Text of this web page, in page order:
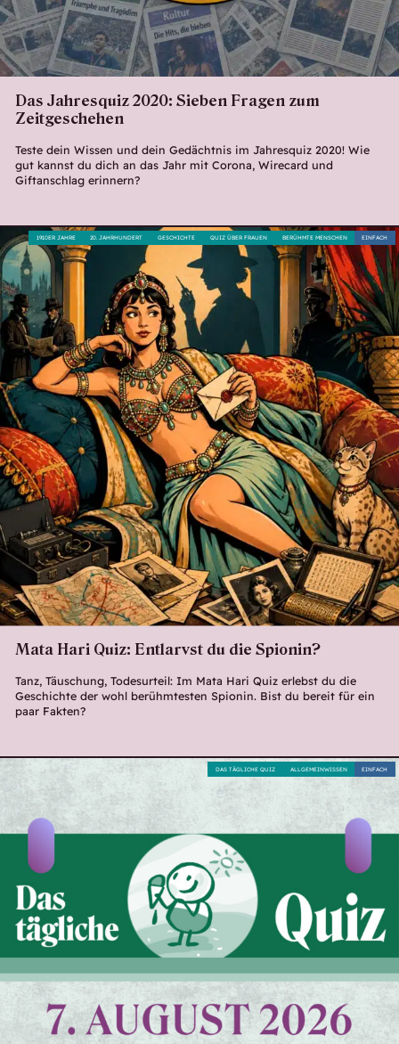
Das Jahresquiz 2020: Sieben Fragen zum
Zeitgeschehen
Teste dein Wissen und dein Gedächtnis im Jahresquiz 2020! Wie
gut kannst du dich an das Jahr mit Corona, Wirecard und
Giftanschlag erinnern?
Mata Hari Quiz: Entlarvst du die Spionin?
Tanz, Täuschung, Todesurteil: Im Mata Hari Quiz erlebst du die
Geschichte der wohl berühmtesten Spionin. Bist du bereit für ein
paar Fakten?
EINFACH
BERÜHMTE MENSCHEN
QUIZ ÜBER FRAUEN
GESCHICHTE
20. JAHRHUNDERT
1910ER JAHRE
EINFACH
ALLGEMEINWISSEN
DAS TÄGLICHE QUIZ